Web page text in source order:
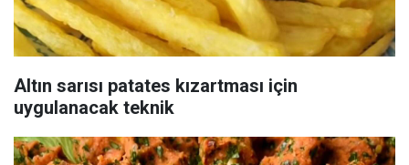
Altın sarısı patates kızartması için
uygulanacak teknik